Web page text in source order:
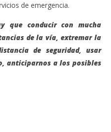
de emergencia.
que conducir con mucha
de la vía, extremar la
de seguridad, usar
anticiparnos a los posibles